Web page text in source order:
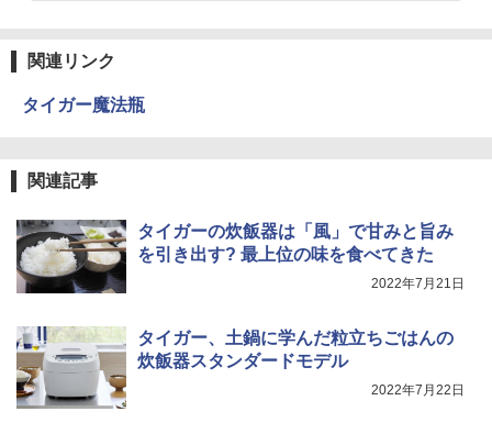
関連リンク
タイガー魔法瓶
関連記事
タイガーの炊飯器は「風」で甘みと旨み
を引き出す? 最上位の味を食べてきた
2022年7月21日
タイガー、土鍋に学んだ粒立ちごはんの
炊飯器スタンダードモデル
2022年7月22日